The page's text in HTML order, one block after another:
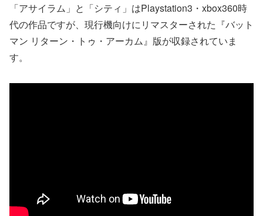
「アサイラム」と「シティ」はPlaystation3・xbox360時
代の作品ですが、現行機向けにリマスターされた『バット
マン リターン・トゥ・アーカム』版が収録されていま
す。